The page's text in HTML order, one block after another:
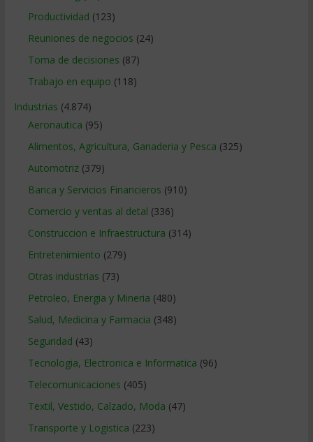
Productividad (123)
Reuniones de negocios (24)
Toma de decisiones (87)
Trabajo en equipo (118)
Industrias (4.874)
Aeronautica (95)
Alimentos, Agricultura, Ganaderia y Pesca (325)
Automotriz(379)
Banca y Servicios Financieros (910)
Comercio y ventas al detal (336)
Construccion e Infraestructura (314)
Entretenimiento (279)
Otras industrias (73)
Petroleo, Energia y Mineria (480)
Salud, Medicina y Farmacia (348)
Seguridad (43)
Tecnologia, Electronica e Informatica (96)
Telecomunicaciones (405)
Textil, Vestido, Calzado, Moda (47)
Transporte y Logistica (223)